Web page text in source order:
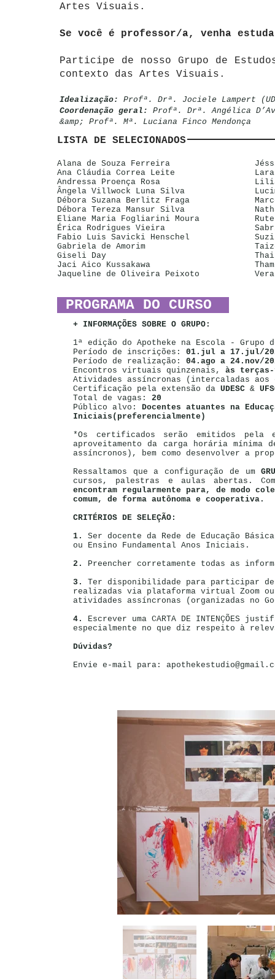
Artes Visuais.
Se você é professor/a, venha
Participe de nosso Grupo de
contexto das Artes Visuais.
Idealização:
Profª. Drª. Jociele Lampert
Coordenação geral:
Profª. Drª. Angélica
&amp; Profª. Mª. Luciana Finco Mendonça
LISTA DE SELECIONADOS
Alana de Souza Ferreira
Ana Cláudia Correa Leite
Andressa Proença Rosa
Ângela Villwock Luna Silva
Débora Suzana Berlitz Fraga
Débora Tereza Mansur Silva
Eliane Maria Fogliarini Moura
Érica Rodrigues Vieira
Fabio Luis Savicki Henschel
Gabriela de Amorim
Giseli Day
Jaci Aico Kussakawa
Jaqueline de Oliveira Peixoto
PROGRAMA DO CURSO
+ INFORMAÇÕES SOBRE O GRUPO:
1ª edição do Apotheke na Escola - Grupo
Período de inscrições: 01.jul a 17.jul/
Período de realização: 04.ago a 24.nov/
Encontros virtuais quinzenais, às
Atividades assíncronas (intercaladas
Certificação pela extensão da UDESC &
Total de vagas: 20
Público alvo: Docentes atuantes na
Iniciais(preferencialmente)
*Os certificados serão emitidos pela
aproveitamento da carga horária mínima
assíncronos), bem como desenvolver a
Ressaltamos que a configuração de um
cursos, palestras e aulas abertas.
encontram regularmente para, de modo
comum, de forma autônoma e cooperativa.
CRITÉRIOS DE SELEÇÃO:
1.
Ser docente da Rede de Educação
ou Ensino Fundamental Anos Iniciais.
2.
Preencher corretamente todas as
3.
Ter disponibilidade para participar
realizadas via plataforma virtual Zoom
atividades assíncronas (organizadas no
4.
Escrever uma CARTA DE INTENÇÕES
especialmente no que diz respeito à
Dúvidas?
Envie e-mail para: